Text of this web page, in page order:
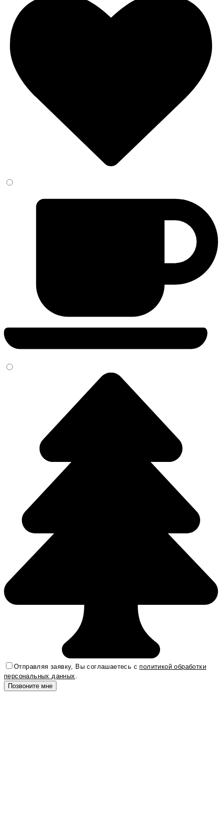
Отправляя заявку, Вы соглашаетесь сполитикой обработки
персональных данных